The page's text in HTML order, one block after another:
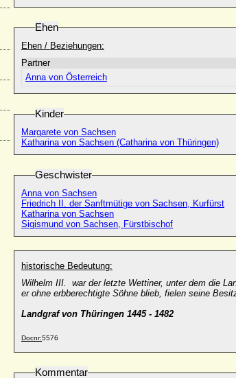
Ehen
Ehen / Beziehungen:
Partner
Anna von Österreich
Kinder
Margarete von Sachsen
Katharina von Sachsen (Catharina von Thüringen)
Geschwister
Anna von Sachsen
Friedrich II. der Sanftmütige von Sachsen, Kurfürst
Katharina von Sachsen
Sigismund von Sachsen, Fürstbischof
historische Bedeutung:
Wilhelm III. war der letzte Wettiner, unter dem die
er ohne erbberechtigte Söhne blieb, fielen seine
Landgraf von Thüringen 1445 - 1482
Docnr:5576
Kommentar